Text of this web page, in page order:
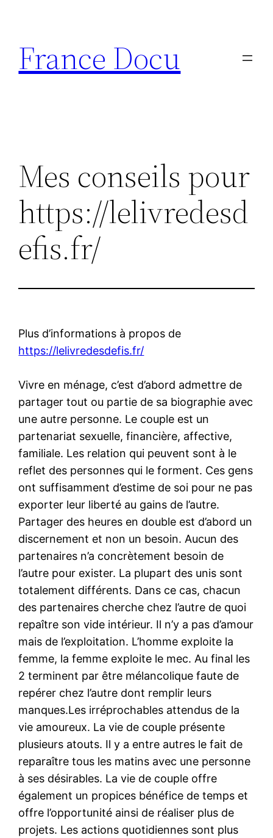
contenu
France Docu
Mes conseils pour
https://lelivredesd
efis.fr/
Plus d’informations à propos de
https://lelivredesdefis.fr/
Vivre en ménage, c’est d’abord admettre de
partager tout ou partie de sa biographie avec
une autre personne. Le couple est un
partenariat sexuelle, financière, affective,
familiale. Les relation qui peuvent sont à le
reflet des personnes qui le forment. Ces gens
ont suffisamment d’estime de soi pour ne pas
exporter leur liberté au gains de l’autre.
Partager des heures en double est d’abord un
discernement et non un besoin. Aucun des
partenaires n’a concrètement besoin de
l’autre pour exister. La plupart des unis sont
totalement différents. Dans ce cas, chacun
des partenaires cherche chez l’autre de quoi
repaître son vide intérieur. Il n’y a pas d’amour
mais de l’exploitation. L’homme exploite la
femme, la femme exploite le mec. Au final les
2 terminent par être mélancolique faute de
repérer chez l’autre dont remplir leurs
manques.Les irréprochables attendus de la
vie amoureux. La vie de couple présente
plusieurs atouts. Il y a entre autres le fait de
reparaître tous les matins avec une personne
à ses désirables. La vie de couple offre
également un propices bénéfice de temps et
offre l’opportunité ainsi de réaliser plus de
projets. Les actions quotidiennes sont plus